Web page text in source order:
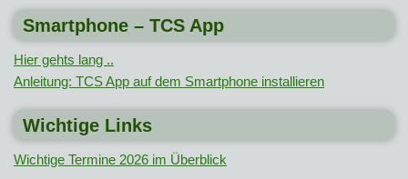
Smartphone – TCS App
Hier gehts lang ..
Anleitung: TCS App auf dem Smartphone installieren
Wichtige Links
Wichtige Termine 2026 im Überblick